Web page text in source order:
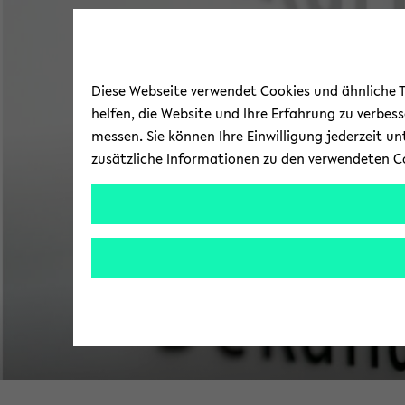
Diese Webseite verwendet Cookies und
helfen, die Website und Ihre Erfahrung zu
messen. Sie können Ihre Einwilligung jederzeit
zusätzliche Informationen zu den verwendeten